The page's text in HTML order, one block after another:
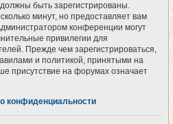
быть зарегистрированы.
минут, но предоставляет вам
конференции могут
привилегии для
Прежде чем зарегистрироваться,
и политикой, принятыми на
присутствие на форумах означает
конфиденциальности